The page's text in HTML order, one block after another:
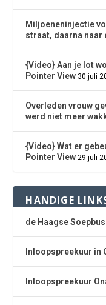
Miljoeneninjectie
straat, daarna naar
{Video} Aan je lot
Pointer View 30 juli
Overleden vrouw
werd niet meer
{Video} Wat er
Pointer View 29 juli
HANDIGE
de Haagse
Inloopspreekuur in
Inloopspreekuur